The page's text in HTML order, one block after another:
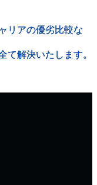
リアの優劣比較な
て解決いたします。